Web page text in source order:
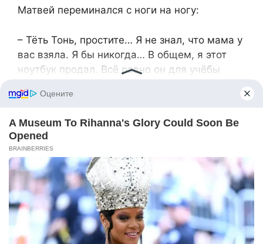
Матвей переминался с ноги на ногу:
– Тёть Тонь, простите… Я не знал, что мама у
вас взяла. Я бы никогда… В общем, я этот
ноутбук продал. Всё равно он для учёбы
остальное вот… – Он протянул ещё один
– Сам решил, – с какой– то грустной
гордостью сказал свёкор. – Я не заставлял. А
это от матери, – он протянул Антонине
конверт, – ещё пятьдесят тысяч, взяли
кредит на её имя, пусть отдаёт, чтоб впредь
неповадно было. Ты уж извини, не уследил я,
думал, как велел, кредит взяла, а она,